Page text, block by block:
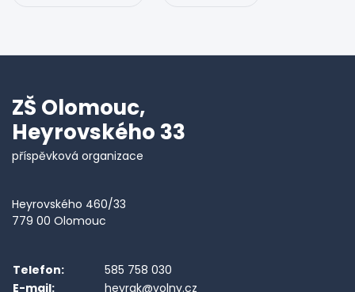
ZŠ Olomouc,
Heyrovského 33
příspěvková organizace
Heyrovského 460/33
779 00 Olomouc
Telefon:
585 758 030
E-mail:
heyrak@volny.cz